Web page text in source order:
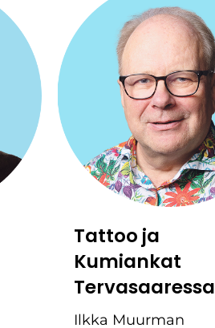
Tattoo ja
Kumiankat
Tervasaaressa
Ilkka Muurman